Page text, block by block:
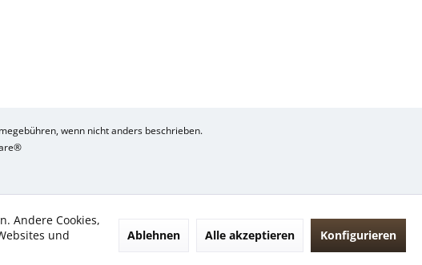
wenn nicht anders beschrieben.
Andere Cookies,
und
Ablehnen Alle akzeptieren Konfigurieren